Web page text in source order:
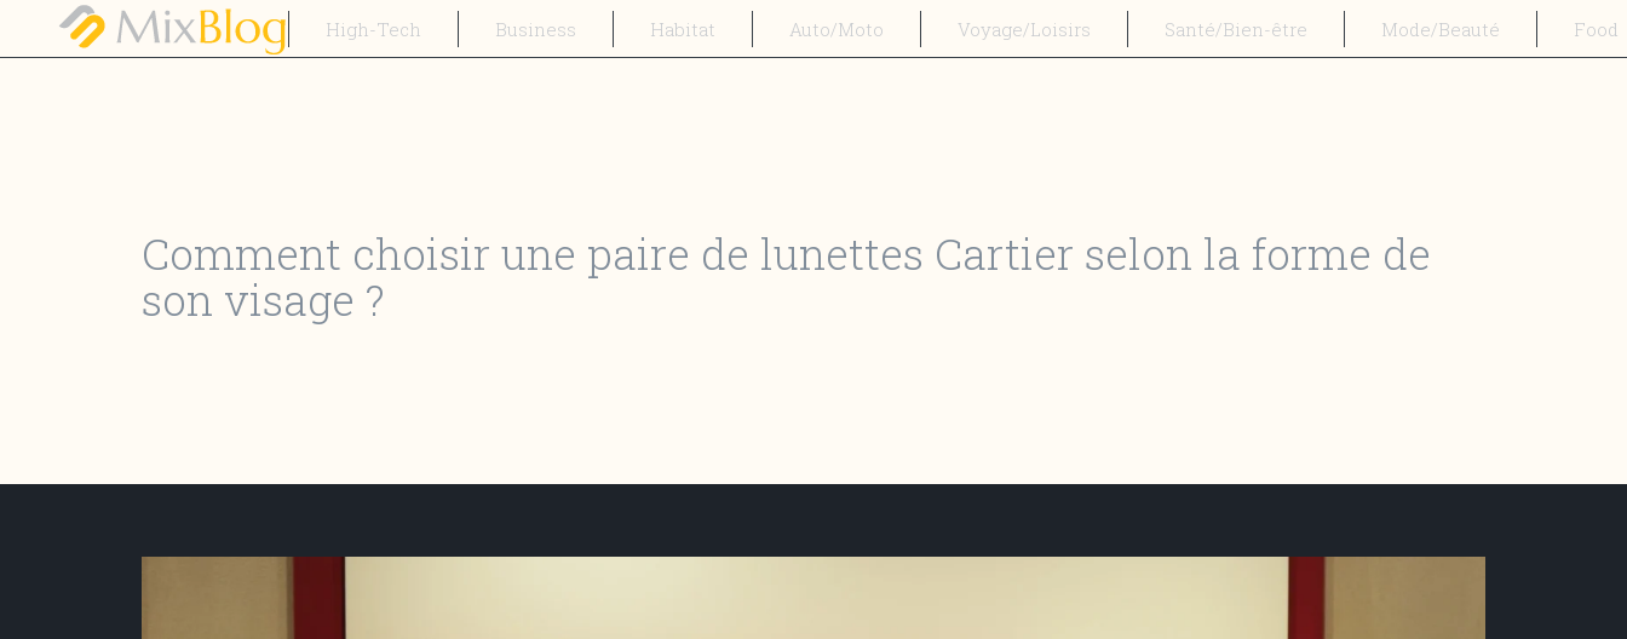
High-Tech Business Habitat Auto/Moto Voyage/Loisirs Santé/Bien-être Mode/Beauté Food
Comment choisir une paire de lunettes Cartier selon la forme de
son visage ?